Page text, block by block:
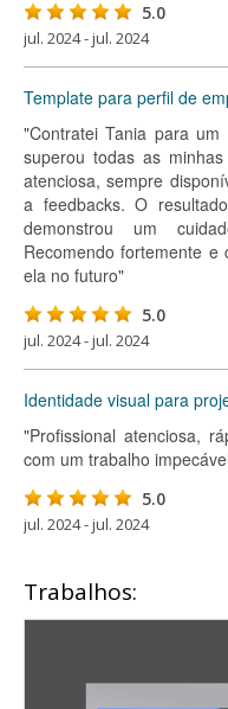
5.0
jul. 2024 - jul. 2024
Template para perfil de
"Contratei Tania para
superou todas as
atenciosa, sempre
a feedbacks. O
demonstrou um
Recomendo fortemente
ela no futuro"
5.0
jul. 2024 - jul. 2024
Identidade visual para
"Profissional atenciosa,
com um trabalho
5.0
jul. 2024 - jul. 2024
Trabalhos: